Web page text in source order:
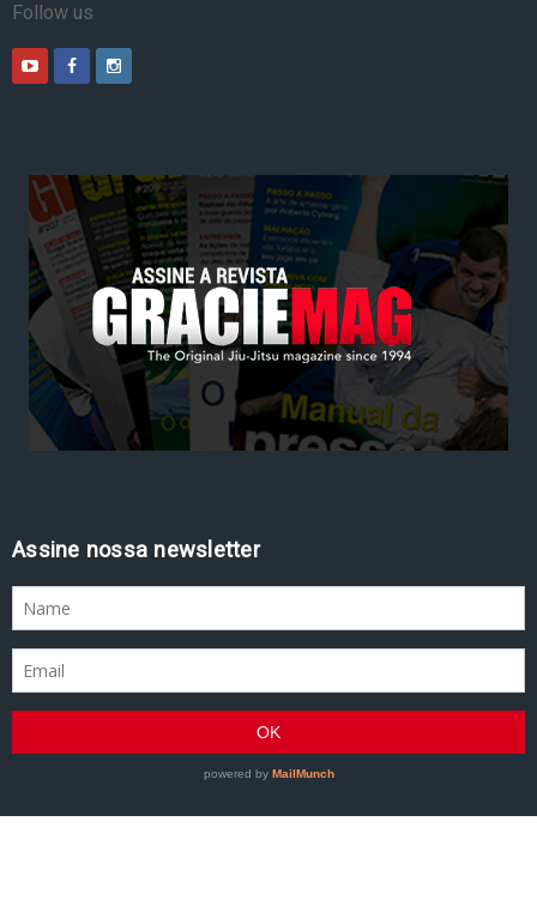
Follow us
Assine nossa newsletter